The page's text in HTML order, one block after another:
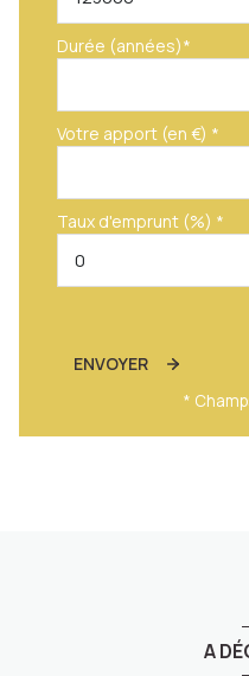
Durée (années)*
Votre apport (en €) *
Taux d'emprunt (%) *
ENVOYER
*
A